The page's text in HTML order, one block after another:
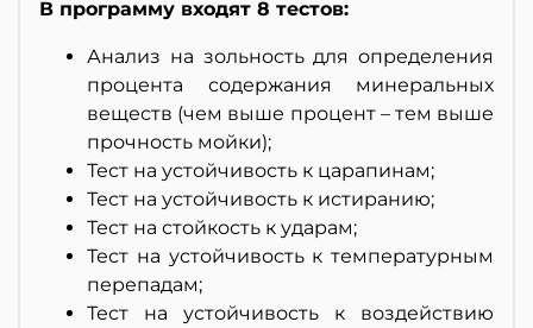
В программу входят 8 тестов:
Анализ на зольность для определения
процента содержания минеральных
веществ (чем выше процент – тем выше
прочность мойки);
Тест на устойчивость к царапинам;
Тест на устойчивость к истиранию;
Тест на стойкость к ударам;
Тест на устойчивость к температурным
перепадам;
Тест на устойчивость к воздействию